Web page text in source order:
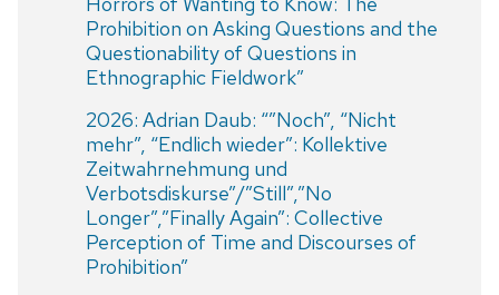
Prohibition on Asking Questions and the
Questionability of Questions in
Ethnographic Fieldwork”
2026: Adrian Daub: “”Noch”, “Nicht
mehr”, “Endlich wieder”: Kollektive
Zeitwahrnehmung und
Verbotsdiskurse”/”Still”,”No
Longer”,”Finally Again”: Collective
Perception of Time and Discourses of
Prohibition”